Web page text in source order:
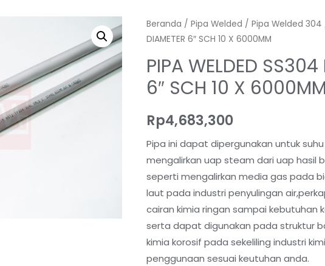
Beranda / Pipa Welded / Pipa Welded 304
DIAMETER 6″ SCH 10 X 6000MM
PIPA WELDED SS304
6″ SCH 10 X 6000MM
Rp4,683,300
Pipa ini dapat dipergunakan untuk
mengalirkan uap steam dari uap hasil
seperti mengalirkan media gas pada
laut pada industri penyulingan
cairan kimia ringan sampai kebutuhan
serta dapat digunakan pada struktur
kimia korosif pada sekeliling industri
penggunaan sesuai keutuhan anda.